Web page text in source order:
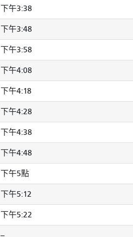
下午3:38
下午3:48
下午3:58
下午4:08
下午4:18
下午4:28
下午4:38
下午4:48
下午5點
下午5:12
下午5:22